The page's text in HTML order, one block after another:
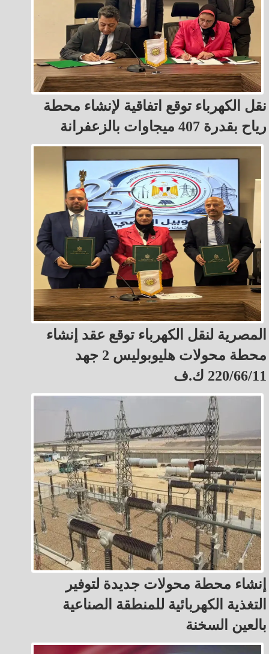
نقل الكهرباء توقع اتفاقية لإنشاء محطة
رياح بقدرة 407 ميجاوات بالزعفرانة
المصرية لنقل الكهرباء توقع عقد إنشاء
محطة محولات هليوبوليس 2 جهد
220/66/11 ك.ف
إنشاء محطة محولات جديدة لتوفير
التغذية الكهربائية للمنطقة الصناعية
بالعين السخنة